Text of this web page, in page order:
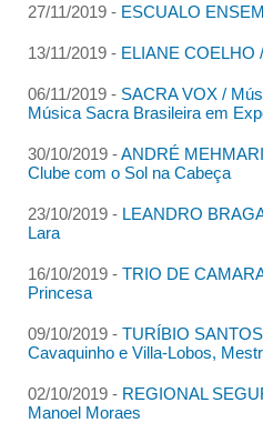
27/11/2019 - ESCUALO
13/11/2019 - ELIANE COELHO
06/11/2019 - SACRA VOX /
Música Sacra Brasileira em
30/10/2019 -ANDRÉ
Clube com o Sol na Cabeça
23/10/2019 - LEANDRO
Lara
16/10/2019 - TRIO DE
Princesa
09/10/2019 - TURÍBIO
Cavaquinho e Villa-Lobos,
02/10/2019 - REGIONAL
Manoel Moraes